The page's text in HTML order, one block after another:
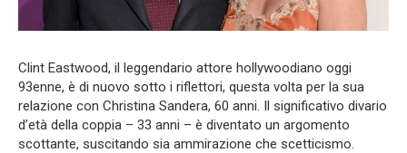
Clint Eastwood, il leggendario attore hollywoodiano oggi
93enne, è di nuovo sotto i riflettori, questa volta per la sua
relazione con Christina Sandera, 60 anni. Il significativo divario
d’età della coppia – 33 anni – è diventato un argomento
scottante, suscitando sia ammirazione che scetticismo.